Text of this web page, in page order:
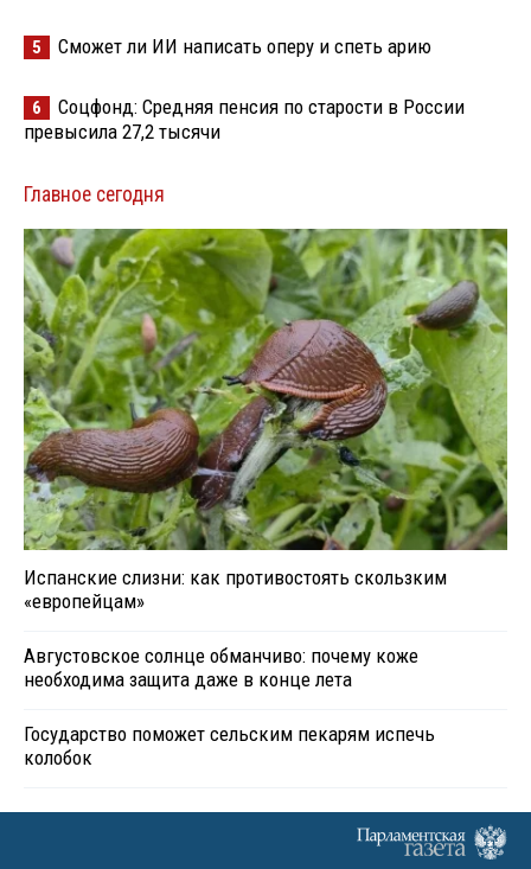
5 Сможет ли ИИ написать оперу и спеть арию
6
Соцфонд: Средняя пенсия по старости в России
превысила 27,2 тысячи
Главное сегодня
Испанские слизни: как противостоять скользким
«европейцам»
Августовское солнце обманчиво: почему коже
необходима защита даже в конце лета
Государство поможет сельским пекарям испечь
колобок